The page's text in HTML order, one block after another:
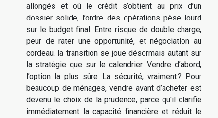
allongés et où le crédit s’obtient au prix d’un
dossier solide, l’ordre des opérations pèse lourd
sur le budget final. Entre risque de double charge,
peur de rater une opportunité, et négociation au
cordeau, la transition se joue désormais autant sur
la stratégie que sur le calendrier. Vendre d’abord,
l’option la plus sûre La sécurité, vraiment ? Pour
beaucoup de ménages, vendre avant d’acheter est
devenu le choix de la prudence, parce qu’il clarifie
immédiatement la capacité financière et réduit le